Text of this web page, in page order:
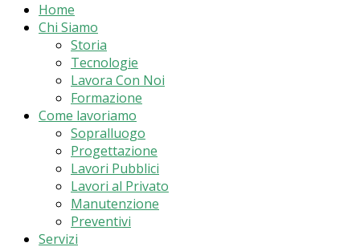
Home
Chi Siamo
Storia
Tecnologie
Lavora Con Noi
Formazione
Come lavoriamo
Sopralluogo
Progettazione
Lavori Pubblici
Lavori al Privato
Manutenzione
Preventivi
Servizi